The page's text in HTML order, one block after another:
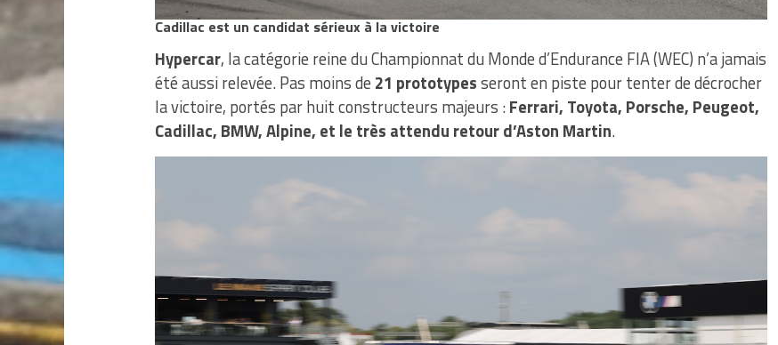
Cadillac est un candidat sérieux à la victoire
Hypercar, la catégorie reine du Championnat du Monde d’Endurance FIA (WEC) n’a jamais
été aussi relevée. Pas moins de 21 prototypesseront en piste pour tenter de décrocher
la victoire, portés par huit constructeurs majeurs :Ferrari, Toyota, Porsche, Peugeot,
Cadillac, BMW, Alpine, et le très attendu retour d’Aston Martin.